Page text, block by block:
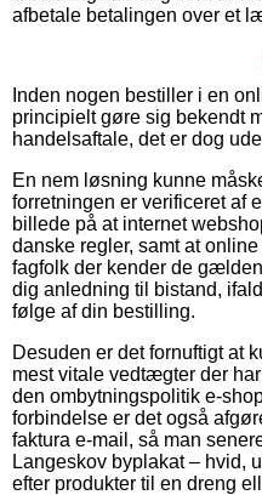
afbetale betalingen over et
Inden nogen bestiller i en
principielt gøre sig bekendt
handelsaftale, det er dog
En nem løsning kunne
forretningen er verificeret af
billede på at internet
danske regler, samt at
fagfolk der kender de
dig anledning til bistand,
følge af din bestilling.
Desuden er det fornuftigt at
mest vitale vedtægter der
den ombytningspolitik e-
forbindelse er det også
faktura e-mail, så man
Langeskov byplakat – hvid,
efter produkter til en dreng